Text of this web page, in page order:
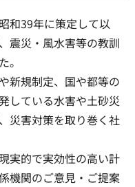
和39年に策定して以
震災・風水害等の教訓
。
新規制定、国や都等の
している水害や土砂災
災害対策を取り巻く社
実的で実効性の高い計
機関のご意見・ご提案